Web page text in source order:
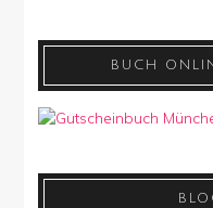
BUCH